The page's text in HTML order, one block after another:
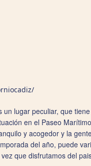
un lugar peculiar, que
en el Paseo
y acogedor y la
del año, puede
vez que disfrutamos del